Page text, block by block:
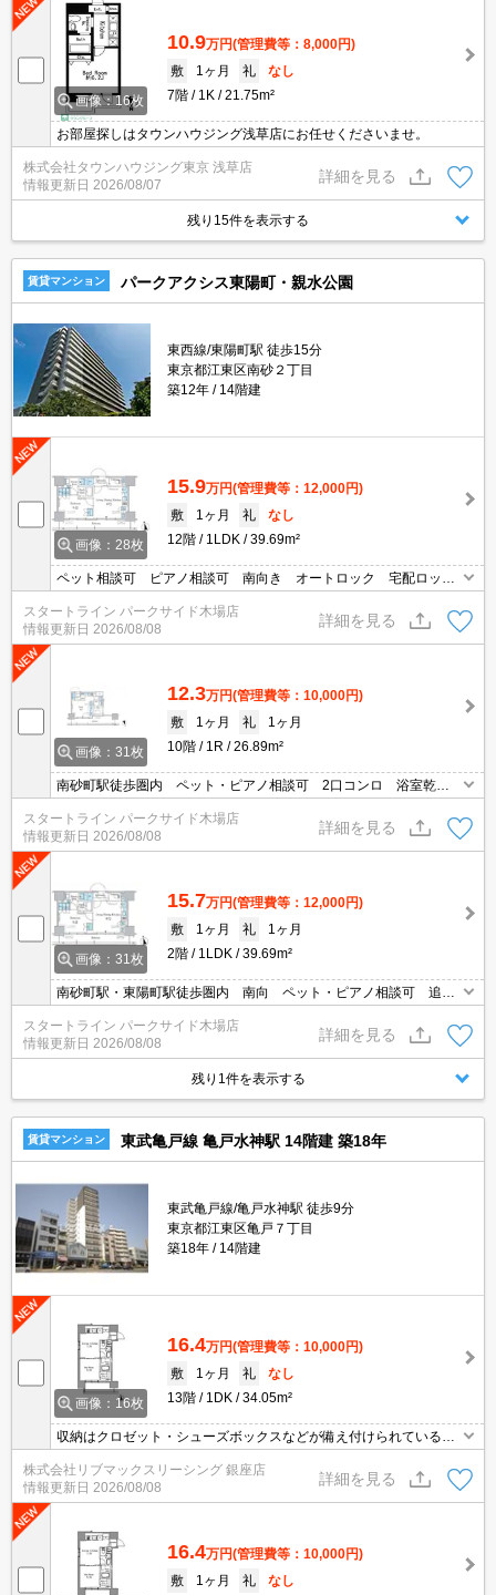
画像：16枚
10.9万円(管理費等：8,000円)
敷
1ヶ月 礼
なし
7階
1K 21.75m²
お部屋探しはタウンハウジング浅草店にお任せくださいませ。
株式会社タウンハウジング東京 浅草店
情報更新日 2026/08/07
詳細を見る
残り15件を表示する
賃貸マンション パークアクシス東陽町・親水公園
東西線/東陽町駅 徒歩15分
東京都江東区南砂２丁目
築12年
14階建
画像：28枚
15.9万円(管理費等：12,000円)
敷
1ヶ月 礼
なし
12階
1LDK 39.69m²
ペット相談可 ピアノ相談可 南向き オートロック 宅配ロッカ
ー 二口コンロ 追い焚き １階にコンビニ
スタートライン パークサイド木場店
情報更新日 2026/08/08
詳細を見る
画像：31枚
12.3万円(管理費等：10,000円)
敷
1ヶ月 礼
1ヶ月
10階
1R 26.89m²
南砂町駅徒歩圏内 ペット・ピアノ相談可 2口コンロ 浴室乾燥
機 独立洗面 宅配ロッカー オートロック
スタートライン パークサイド木場店
情報更新日 2026/08/08
詳細を見る
画像：31枚
15.7万円(管理費等：12,000円)
敷
1ヶ月 礼
1ヶ月
2階
1LDK 39.69m²
南砂町駅・東陽町駅徒歩圏内 南向 ペット・ピアノ相談可 追
焚 独立洗面台 オートロック 宅配ロッカー
スタートライン パークサイド木場店
情報更新日 2026/08/08
詳細を見る
残り1件を表示する
賃貸マンション 東武亀戸線 亀戸水神駅 14階建 築18年
東武亀戸線/亀戸水神駅 徒歩9分
東京都江東区亀戸７丁目
築18年
14階建
画像：16枚
16.4万円(管理費等：10,000円)
敷
1ヶ月 礼
なし
13階
1DK 34.05m²
収納はクロゼット・シューズボックスなどが備え付けられているの
で、衣類や日用品の収納に重宝します。セキュリティ面は、TVイン
ターホン・オートロックなどを設置しているので安全面でも優れて
おります。室内設備は洗面化粧台・浴室乾燥機など大変充実してお
ります。共用部にはゴミ出し24時間OK・宅配ボックスなどが揃っ
株式会社リブマックスリーシング 銀座店
情報更新日 2026/08/08
詳細を見る
16.4万円(管理費等：10,000円)
敷
1ヶ月 礼
なし